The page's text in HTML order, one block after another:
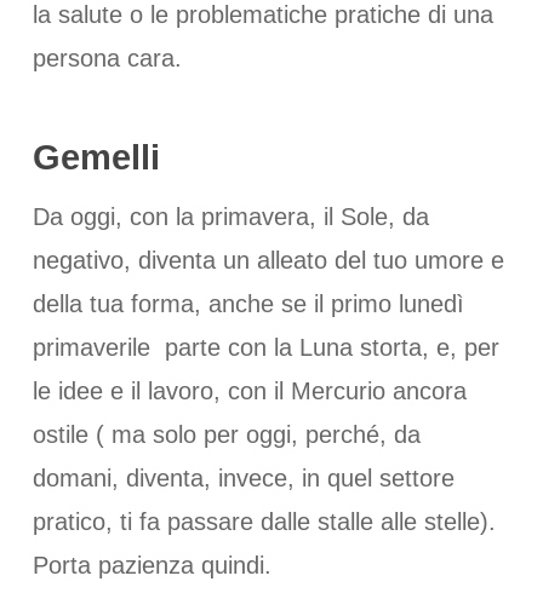
la salute o le problematiche pratiche di una
persona cara.
Gemelli
Da oggi, con la primavera, il Sole, da
negativo, diventa un alleato del tuo umore e
della tua forma, anche se il primo lunedì
primaverile parte con la Luna storta, e, per
le idee e il lavoro, con il Mercurio ancora
ostile ( ma solo per oggi, perché, da
domani, diventa, invece, in quel settore
pratico, ti fa passare dalle stalle alle stelle).
Porta pazienza quindi.